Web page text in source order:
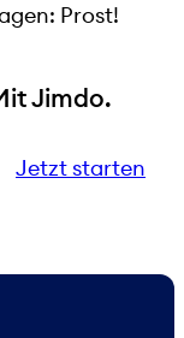
Prost!
Jimdo.
Jetzt starten